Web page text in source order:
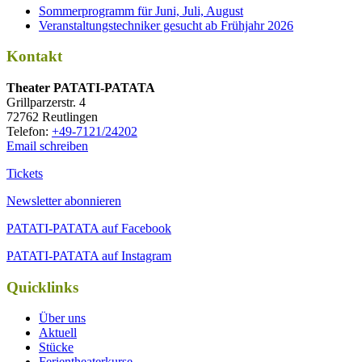
Sommerprogramm für Juni, Juli, August
Veranstaltungstechniker gesucht ab Frühjahr 2026
Kontakt
Thea­ter PATATI-PATATA
Grill­par­zer­str. 4
72762 Reutlingen
Tele­fon: +49-7121/24202
Email schreiben
Tickets
Newsletter abonnieren
PATATI-PATATA auf Facebook
PATATI-PATATA auf Instagram
Quicklinks
Über uns
Aktuell
Stücke